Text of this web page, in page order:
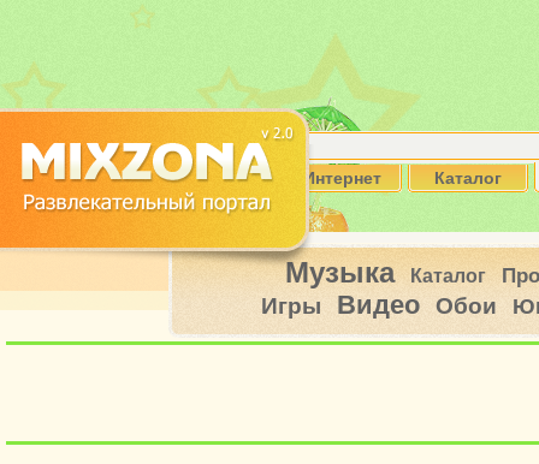
Интернет Каталог
Музыка Каталог
Игры Видео Обои